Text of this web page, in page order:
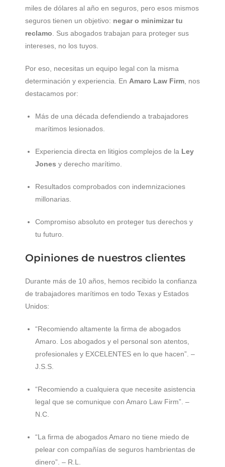
miles de dólares al año en seguros, pero esos mismos
seguros tienen un objetivo: negar o minimizar tu
reclamo . Sus abogados trabajan para proteger sus
intereses, no los tuyos.
Por eso, necesitas un equipo legal con la misma
determinación y experiencia. En Amaro Law Firm , nos
destacamos por:
Más de una década defendiendo a trabajadores
marítimos lesionados.
Experiencia directa en litigios complejos de la Ley
Jones y derecho marítimo.
Resultados comprobados con indemnizaciones
millonarias.
Compromiso absoluto en proteger tus derechos y
tu futuro.
Opiniones de nuestros clientes
Durante más de 10 años, hemos recibido la confianza
de trabajadores marítimos en todo Texas y Estados
Unidos:
“Recomiendo altamente la firma de abogados
Amaro. Los abogados y el personal son atentos,
profesionales y EXCELENTES en lo que hacen”. –
J.S.S.
“Recomiendo a cualquiera que necesite asistencia
legal que se comunique con Amaro Law Firm”. –
N.C.
“La firma de abogados Amaro no tiene miedo de
pelear con compañías de seguros hambrientas de
dinero”. – R.L.